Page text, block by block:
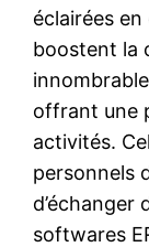
éclairées en
boostent la
offrant une
activités.
personnels
d’échanger
softwares